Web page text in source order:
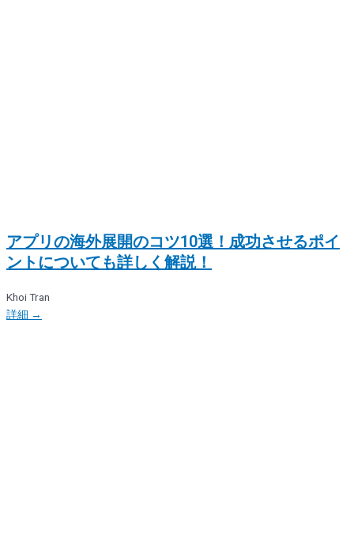
アプリの海外展開のコツ10選！成功させるポイ
ントについても詳しく解説！
Khoi Tran
詳細 →